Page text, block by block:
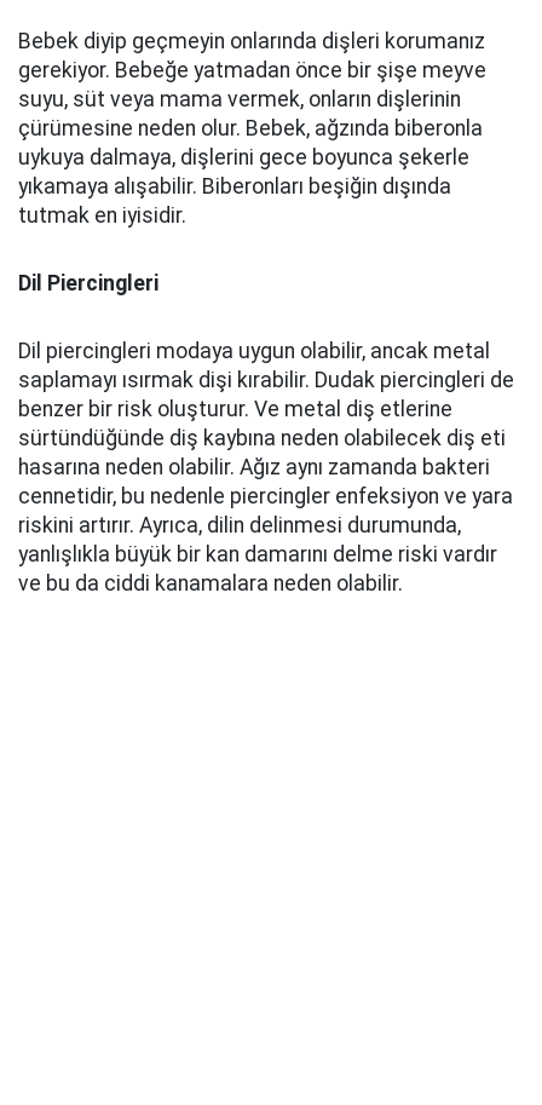
Bebek diyip geçmeyin onlarında dişleri korumanız
gerekiyor. Bebeğe yatmadan önce bir şişe meyve
suyu, süt veya mama vermek, onların dişlerinin
çürümesine neden olur. Bebek, ağzında biberonla
uykuya dalmaya, dişlerini gece boyunca şekerle
yıkamaya alışabilir. Biberonları beşiğin dışında
tutmak en iyisidir.
Dil Piercingleri
Dil piercingleri modaya uygun olabilir, ancak metal
saplamayı ısırmak dişi kırabilir. Dudak piercingleri de
benzer bir risk oluşturur. Ve metal diş etlerine
sürtündüğünde diş kaybına neden olabilecek diş eti
hasarına neden olabilir. Ağız aynı zamanda bakteri
cennetidir, bu nedenle piercingler enfeksiyon ve yara
riskini artırır. Ayrıca, dilin delinmesi durumunda,
yanlışlıkla büyük bir kan damarını delme riski vardır
ve bu da ciddi kanamalara neden olabilir.